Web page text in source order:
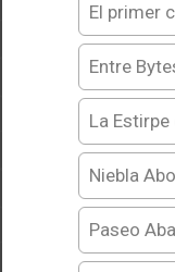
El primer
Entre
La
Niebla
Paseo